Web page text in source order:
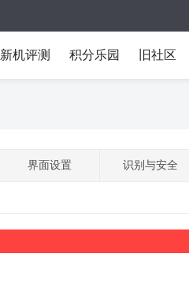
新机评测 积分乐园 旧社区
界面设置 识别与安全